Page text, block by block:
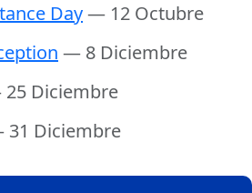
Day— 12 Octubre
— 8 Diciembre
Diciembre
Diciembre